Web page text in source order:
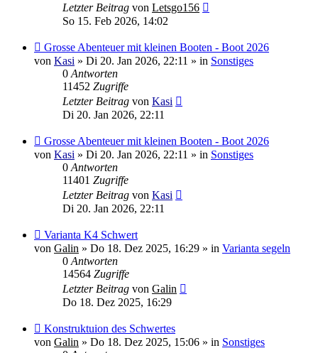
Letzter Beitrag von Letsgo156
So 15. Feb 2026, 14:02
Neuer
Beitrag
Grosse Abenteuer mit kleinen Booten - Boot 2026
von Kasi » Di 20. Jan 2026, 22:11 » in Sonstiges
0 Antworten
11452 Zugriffe
Letzter Beitrag von Kasi
Di 20. Jan 2026, 22:11
Neuer
Beitrag
Grosse Abenteuer mit kleinen Booten - Boot 2026
von Kasi » Di 20. Jan 2026, 22:11 » in Sonstiges
0 Antworten
11401 Zugriffe
Letzter Beitrag von Kasi
Di 20. Jan 2026, 22:11
Neuer
Beitrag
Varianta K4 Schwert
von Galin » Do 18. Dez 2025, 16:29 » in Varianta segeln
0 Antworten
14564 Zugriffe
Letzter Beitrag von Galin
Do 18. Dez 2025, 16:29
Neuer
Beitrag
Konstruktuion des Schwertes
von Galin » Do 18. Dez 2025, 15:06 » in Sonstiges